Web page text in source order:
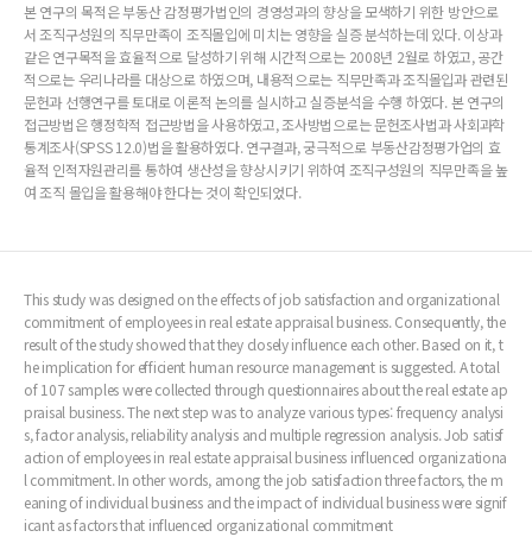
본 연구의 목적은 부동산 감정평가법인의 경영성과의 향상을 모색하기 위한 방안으로
서 조직구성원의 직무만족이 조직몰입에 미치는 영향을 실증 분석하는데 있다. 이상과
같은 연구목적을 효율적으로 달성하기 위해 시간적으로는 2008년 2월로 하였고, 공간
적으로는 우리나라를 대상으로 하였으며, 내용적으로는 직무만족과 조직몰입과 관련된
문헌과 선행연구를 토대로 이론적 논의를 실시하고 실증분석을 수행 하였다. 본 연구의
접근방법은 행정학적 접근방법을 사용하였고, 조사방법으로는 문헌조사법과 사회과학
통계조사(SPSS 12.0)법을 활용하였다. 연구결과, 궁극적으로 부동산감정평가업의 효
율적 인적자원관리를 통하여 생산성을 향상시키기 위하여 조직구성원의 직무만족을 높
여 조직 몰입을 활용해야 한다는 것이 확인되었다.
This study was designed on the effects of job satisfaction and organizational
commitment of employees in real estate appraisal business. Consequently, the
result of the study showed that they closely influence each other. Based on it, t
he implication for efficient human resource management is suggested. A total
of 107 samples were collected through questionnaires about the real estate ap
praisal business. The next step was to analyze various types: frequency analysi
s, factor analysis, reliability analysis and multiple regression analysis. Job satisf
action of employees in real estate appraisal business influenced organizationa
l commitment. In other words, among the job satisfaction three factors, the m
eaning of individual business and the impact of individual business were signif
icant as factors that influenced organizational commitment